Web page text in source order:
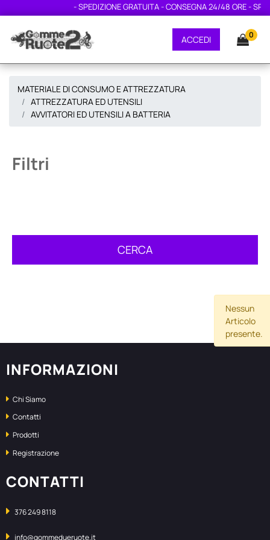
- SPEDIZIONE GRATUITA - CONSEGNA 24/48 ORE -
ACCEDI 0
MATERIALE DI CONSUMO E ATTREZZATURA
ATTREZZATURA ED UTENSILI
AVVITATORI ED UTENSILI A BATTERIA
Filtri
Nessun
Articolo
presente.
INFORMAZIONI
Chi Siamo
Contatti
Prodotti
Registrazione
CONTATTI
376 249 8118
info@gommedueruote.it